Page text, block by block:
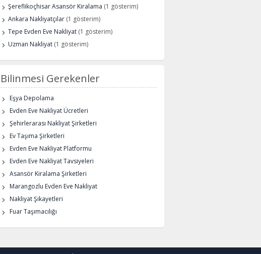
Şereflikoçhisar Asansör Kiralama (1 gösterim)
Ankara Nakliyatçılar (1 gösterim)
Tepe Evden Eve Nakliyat (1 gösterim)
Uzman Nakliyat (1 gösterim)
Bilinmesi Gerekenler
Eşya Depolama
Evden Eve Nakliyat Ücretleri
Şehirlerarası Nakliyat Şirketleri
Ev Taşıma Şirketleri
Evden Eve Nakliyat Platformu
Evden Eve Nakliyat Tavsiyeleri
Asansör Kiralama Şirketleri
Marangozlu Evden Eve Nakliyat
Nakliyat Şikayetleri
Fuar Taşımacılığı